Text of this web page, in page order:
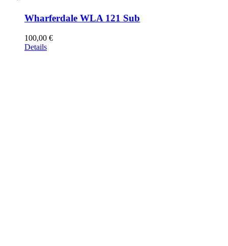
Wharferdale WLA 121 Sub
100,00 €
Details